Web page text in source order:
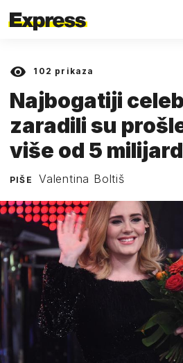
102 prikaza
Najbogatiji
zaradili su
više od 5
PIŠE Valentina Boltiš